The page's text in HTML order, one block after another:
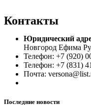
Контакты
Юридический
Новгород Ефима
Телефон: +7 (920)
Телефон: +7 (831)
Почта:
Последние новости